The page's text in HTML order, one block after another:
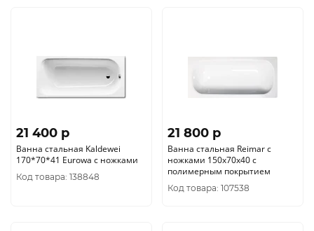
21 400 p
Ванна стальная Kaldewei
170*70*41 Eurowa с ножками
Код товара: 138848
21 800 p
Ванна стальная Reimar с
ножками 150х70х40 с
полимерным покрытием
Код товара: 107538